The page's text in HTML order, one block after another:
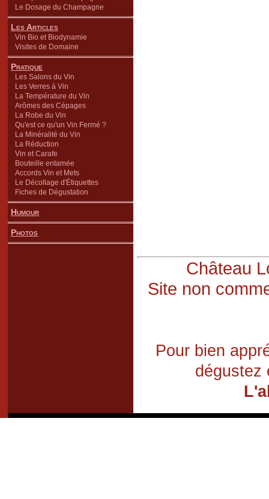
Le Dosage du Champagne
Les Articles
Vin Bio et Biodynamie
Visites de Domaine
Pratique
Les Salons du Vin
Les Verres à Vin
La Température du Vin
Arômes des Cépages
La Robe du Vin
Qu'est ce qu'un Vin Fermé ?
La Minéralité du Vin
La Réduction
Vin et Carafe
Bouteille entamée
Accords Vin et Mets
Le Décollage d'Étiquettes
Fiches de Dégustation
Humour
Photos
Château
Site non
Pour bien
dégustez